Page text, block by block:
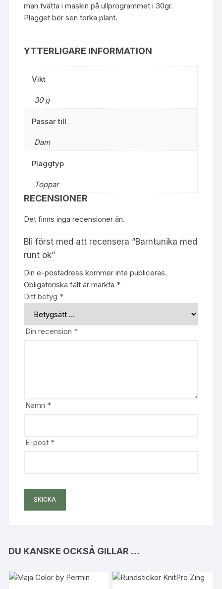
man tvätta i maskin på ullprogrammet i 30gr.
Plagget bör sen torka plant.
YTTERLIGARE INFORMATION
Vikt
30 g
Passar till
Dam
Plaggtyp
Toppar
RECENSIONER
Det finns inga recensioner än.
Bli först med att recensera ”Barntunika med
runt ok”
Din e-postadress kommer inte publiceras.
Obligatoriska fält är märkta *
Ditt betyg *
Din recension *
Namn *
E-post *
DU KANSKE OCKSÅ GILLAR …